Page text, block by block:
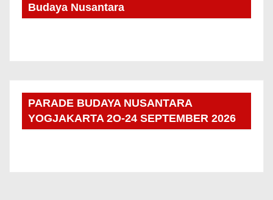
Budaya Nusantara
PARADE BUDAYA NUSANTARA
YOGJAKARTA 2O-24 SEPTEMBER 2026